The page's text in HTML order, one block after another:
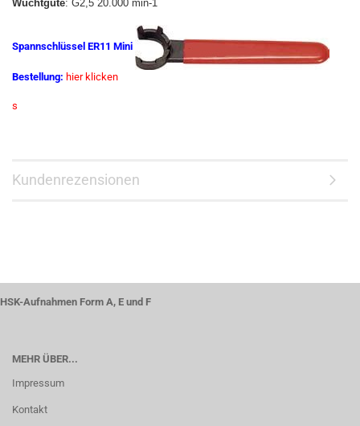
Wuchtgüte: G2,5 20.000 min-1
Spannschlüssel ER11 Mini
Bestellung: hier klicken
s
Kundenrezensionen
HSK-Aufnahmen Form A, E und F
MEHR ÜBER...
Impressum
Kontakt